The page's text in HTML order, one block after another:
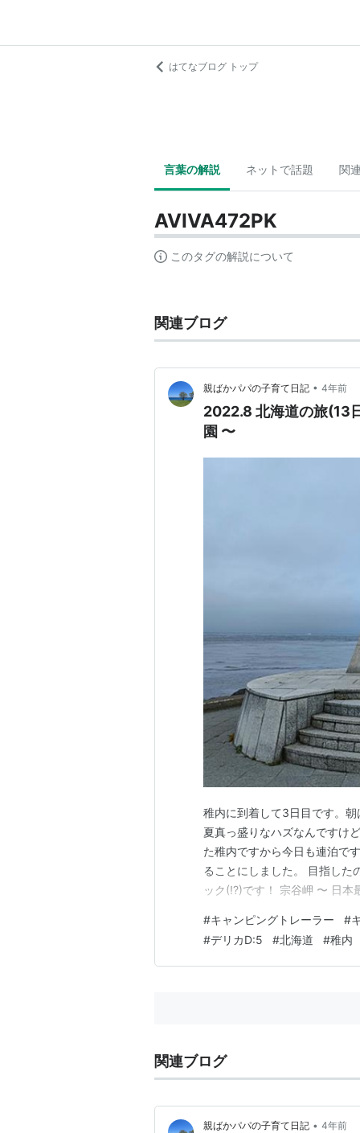
はてなブログ トップ
言葉の解説 ネットで話題 関
AVIVA472PK
このタグの解説について
関連ブログ
親ばかパパの子育て日記 • 4年前
2022.8 北海道の旅(13
園 〜
稚内に到着して3日目です。
夏真っ盛りなハズなんですけ
た稚内ですから今日も連泊で
ることにしました。 目指した
ック(!?)です！ 宗谷岬 〜 日
満喫 〜 備忘録 宗谷岬 〜 日
て、10時過ぎにノソノソ…
#キャンピングトレーラー #
#デリカD:5 #北海道 #稚内
関連ブログ
親ばかパパの子育て日記 • 4年前